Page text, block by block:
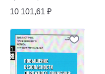
10 101,61 ₽